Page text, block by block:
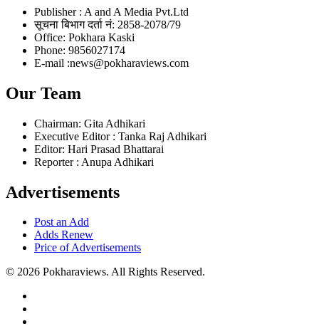
Publisher : A and A Media Pvt.Ltd
सूचना बिभाग दर्ता नं: 2858-2078/79
Office: Pokhara Kaski
Phone: 9856027174
E-mail :news@pokharaviews.com
Our Team
Chairman: Gita Adhikari
Executive Editor : Tanka Raj Adhikari
Editor: Hari Prasad Bhattarai
Reporter : Anupa Adhikari
Advertisements
Post an Add
Adds Renew
Price of Advertisements
© 2026 Pokharaviews. All Rights Reserved.